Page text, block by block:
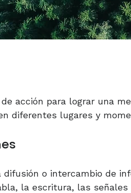
acción para lograr una
diferentes lugares y
difusión o intercambio de
la escritura, las